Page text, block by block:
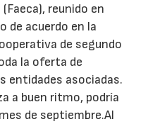
reunido en
de acuerdo en la
de segundo
la oferta de
entidades asociadas.
a buen ritmo, podría
de septiembre.Al